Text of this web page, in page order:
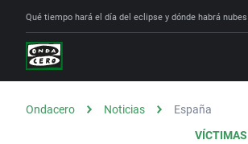
Qué tiempo hará el día del eclipse y dónde habrá nubes
Ondacero Noticias
España